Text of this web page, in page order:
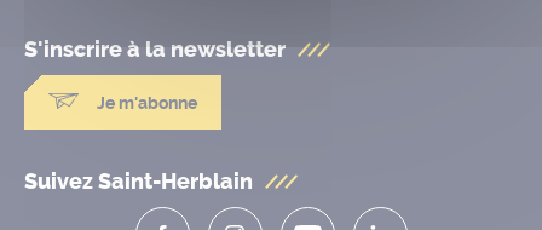
S'inscrire à la newsletter
Je m'abonne
Suivez Saint-Herblain